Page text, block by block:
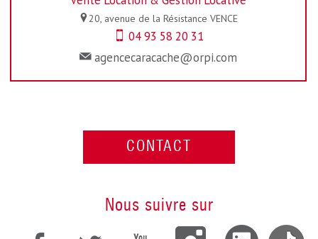
20, avenue de la Résistance VENCE
04 93 58 20 31
agencecaracache@orpi.com
CONTACT
Nous suivre sur